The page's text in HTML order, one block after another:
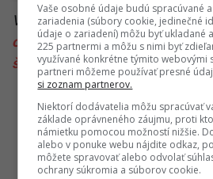
Viac k téme:inflácia,skolske
obedy,slovensko,zdražovanie,
školských obedov,zo
Vaše osobné údaje budú spracúvané
zariadenia (súbory cookie, jedinečné
údaje o zariadení) môžu byť ukladané
225 partnermi a môžu s nimi byť
využívané konkrétne týmito webovými
partneri môžeme používať presné
si zoznam partnerov.
Niektorí dodávatelia môžu spracúvať
základe oprávneného záujmu, proti
námietku pomocou možností nižšie.
alebo v ponuke webu nájdite odkaz,
môžete spravovať alebo odvolať
ochrany súkromia a súborov cookie.